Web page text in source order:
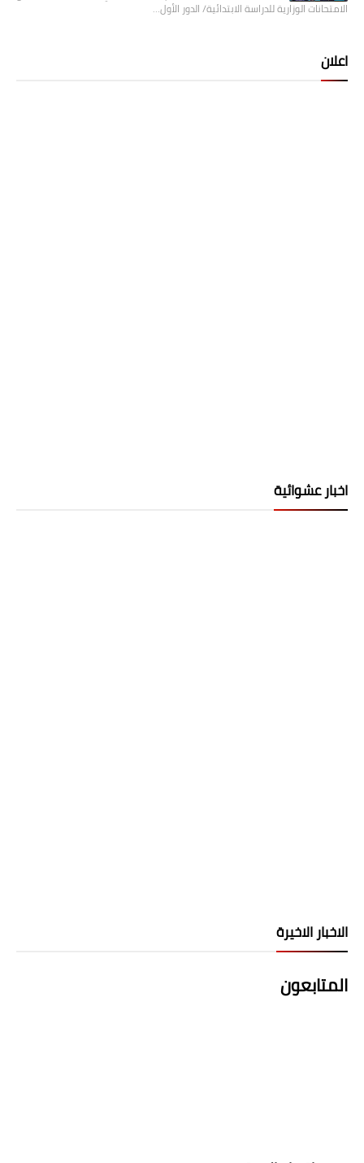
الامتحانات الوزارية للدراسة الابتدائية/ الدور الأول…
اعلان
اخبار عشوائية
الاخبار الاخيرة
المتابعون